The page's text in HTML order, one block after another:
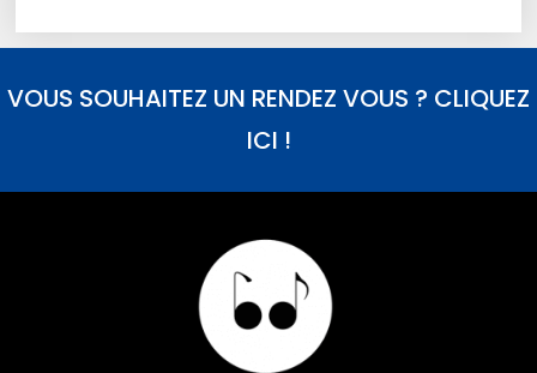
VOUS SOUHAITEZ UN RENDEZ VOUS ? CLIQUEZ
ICI !